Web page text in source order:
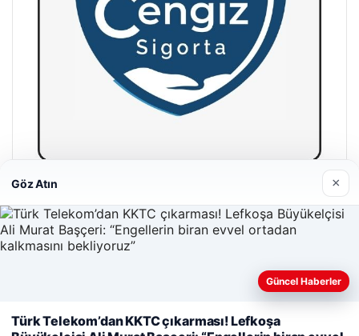
23/06/2026
Web sitemizi nasıl kullandığınızı daha iyi anlayabilmek,
deneyiminizi kişiselleştirmek ve geliştirmek amacıyla çerezler
kullanıyoruz.Çerez Politikamız
Göz Atın ×
Güncel Haberler
Türk Telekom’dan KKTC çıkarması! Lefkoşa